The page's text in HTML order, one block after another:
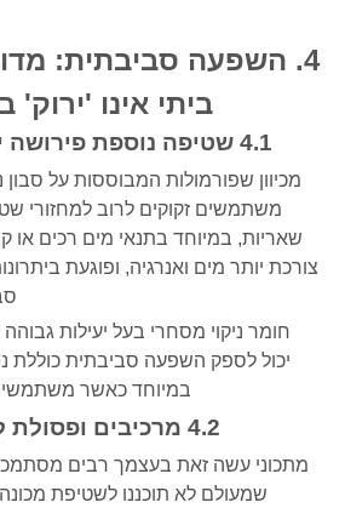
4. השפעה סביבתית:
ביתי אינו 'ירוק'
4.1 שטיפה נוספת פירושה יותר מים ואנרגיה
מכיוון שפורמולות המבוססות על
משתמשים זקוקים לרוב למחזורי
שאריות, במיוחד בתנאי מים רכים או
צורכת יותר מים ואנרגיה, ופוגעת
חומר ניקוי מסחרי בעל יעילות
יכול לספק השפעה סביבתית כוללת
במיוחד כאשר
4.2 מרכיבים ופסולת ללא אופטימיזציה
מתכוני עשה זאת בעצמך רבים
שמעולם לא תוכננו לשטיפת